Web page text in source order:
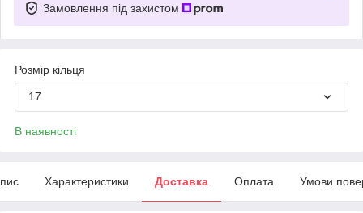
Замовлення під захистом
Розмір кільця
17
В наявності
Характеристики Доставка Оплата Умови